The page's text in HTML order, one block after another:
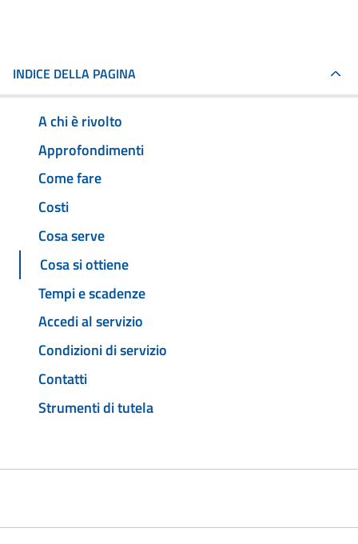
INDICE DELLA PAGINA
A chi è rivolto
Approfondimenti
Come fare
Costi
Cosa serve
Cosa si ottiene
Tempi e scadenze
Accedi al servizio
Condizioni di servizio
Contatti
Strumenti di tutela